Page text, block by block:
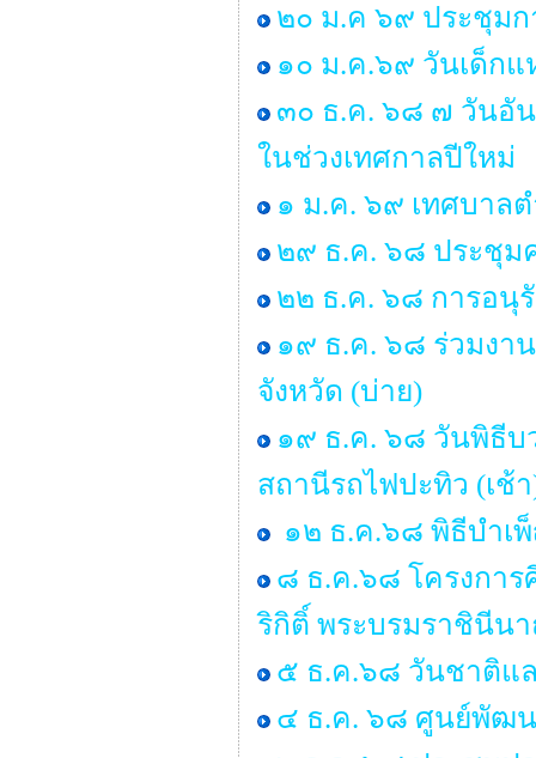
๒๐ ม.ค ๖๙ ประชุม
๑๐ ม.ค.๖๙ วันเด็กแ
๓๐ ธ.ค. ๖๘ ๗ วันอั
ในช่วงเทศกาลปีใหม่
๑ ม.ค. ๖๙ เทศบาล
๒๙ ธ.ค. ๖๘ ประชุม
๒๒ ธ.ค. ๖๘ การอนุ
๑๙ ธ.ค. ๖๘ ร่วมงา
จังหวัด (บ่าย)
๑๙ ธ.ค. ๖๘ วันพิธีบ
สถานีรถไฟปะทิว (เช้
๑๒ ธ.ค.๖๘ พิธีบำ
๘ ธ.ค.๖๘ โครงการ
ริกิติ์ พระบรมราชินีน
๕ ธ.ค.๖๘ วันชาติแ
๔ ธ.ค. ๖๘ ศูนย์พัฒน